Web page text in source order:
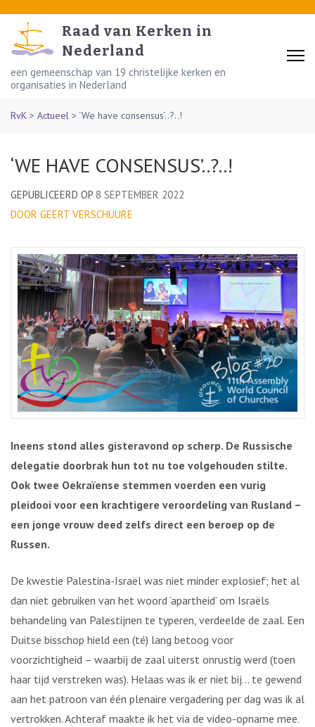
content
(Press
Enter)
Raad van Kerken in
Nederland
een gemeenschap van 19 christelijke kerken en
organisaties in Nederland
RvK > Actueel > ‘We have consensus’..?..!
‘WE HAVE CONSENSUS’..?..!
GEPUBLICEERD OP 8 SEPTEMBER 2022
DOOR GEERT VERSCHUURE
Ineens stond alles gisteravond op scherp. De Russische
delegatie doorbrak hun tot nu toe volgehouden stilte.
Ook twee Oekraïense stemmen voerden een vurig
pleidooi voor een krachtigere veroordeling van Rusland –
een jonge vrouw deed zelfs direct een beroep op de
Russen.
De kwestie Palestina-Israël was niet minder explosief; het al
dan niet gebruiken van het woord ‘apartheid’ om Israëls
behandeling van Palestijnen te typeren, verdeelde de zaal. Een
Duitse bisschop hield een (té) lang betoog voor
voorzichtigheid – waarbij de zaal uiterst onrustig werd (toen
haar tijd verstreken was). Helaas was ik er niet bij… te gewend
aan het patroon van één plenaire vergadering per dag was ik al
vertrokken. Achteraf maakte ik het via de video-opname mee.